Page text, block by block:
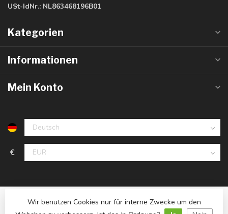
USt-IdNr.: NL863468196B01
Kategorien
Informationen
Mein Konto
€
Wir benutzen Cookies nur für interne Zwecke um den